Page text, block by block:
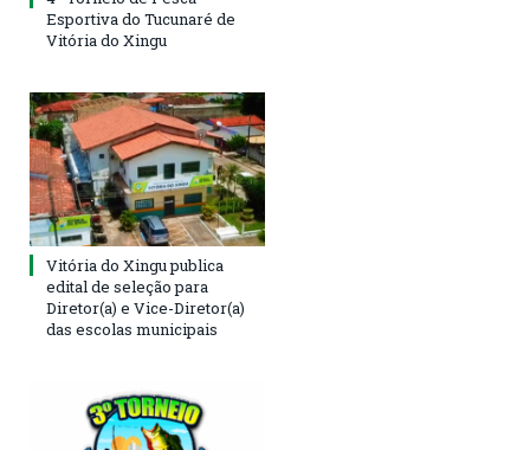
Esportiva do Tucunaré de
Vitória do Xingu
Vitória do Xingu publica
edital de seleção para
Diretor(a) e Vice-Diretor(a)
das escolas municipais